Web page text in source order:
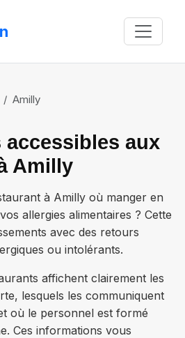
Amilly
accessibles aux
Amilly
à Amilly où manger en
allergies alimentaires ? Cette
avec des retours
ou intolérants.
affichent clairement les
lesquels les communiquent
où le personnel est formé
Ces informations vous